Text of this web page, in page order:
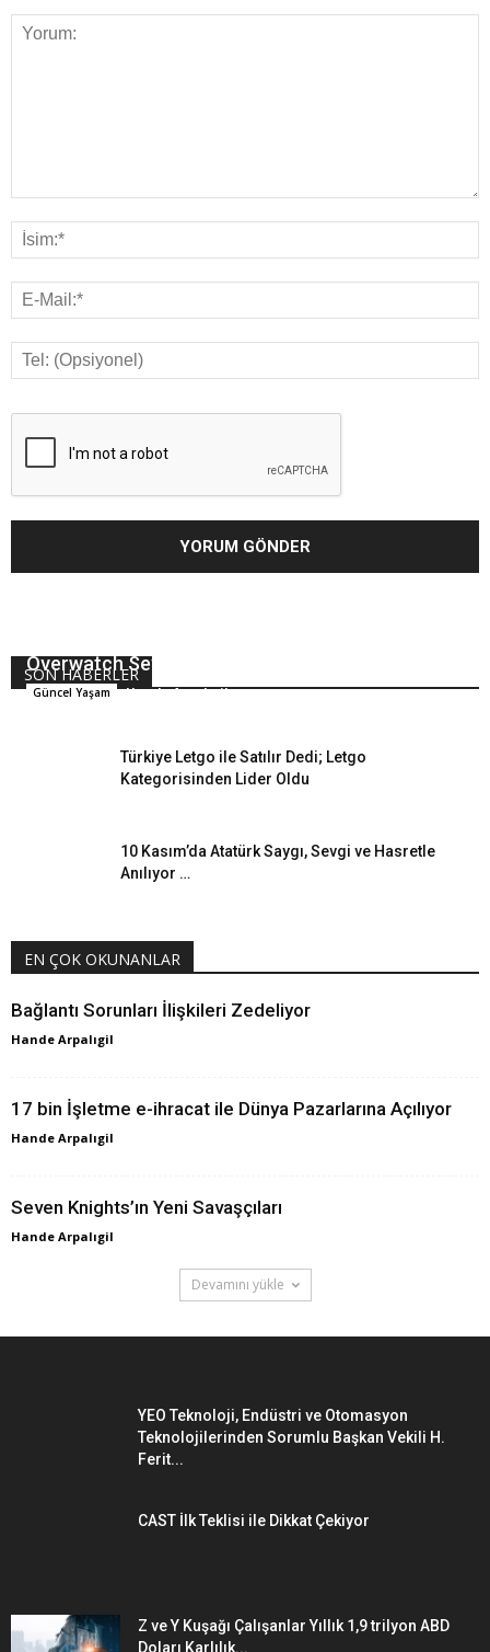
SON HABERLER
Overwatch Sevenler Bu Şampiyonayı Kaçırmasın
Güncel Yaşam Hande Arpalıgil
Türkiye Letgo ile Satılır Dedi; Letgo
Kategorisinden Lider Oldu
10 Kasım’da Atatürk Saygı, Sevgi ve Hasretle
Anılıyor …
EN ÇOK OKUNANLAR
Bağlantı Sorunları İlişkileri Zedeliyor
Hande Arpalıgil
17 bin İşletme e-ihracat ile Dünya Pazarlarına Açılıyor
Hande Arpalıgil
Seven Knights’ın Yeni Savaşçıları
Hande Arpalıgil
Devamını yükle
YEO Teknoloji, Endüstri ve Otomasyon
Teknolojilerinden Sorumlu Başkan Vekili H.
Ferit...
CAST İlk Teklisi ile Dikkat Çekiyor
Z ve Y Kuşağı Çalışanlar Yıllık 1,9 trilyon ABD
Doları Karlılık...